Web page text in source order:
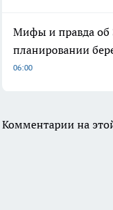
Мифы и правда об
планировании
06:00
Комментарии на